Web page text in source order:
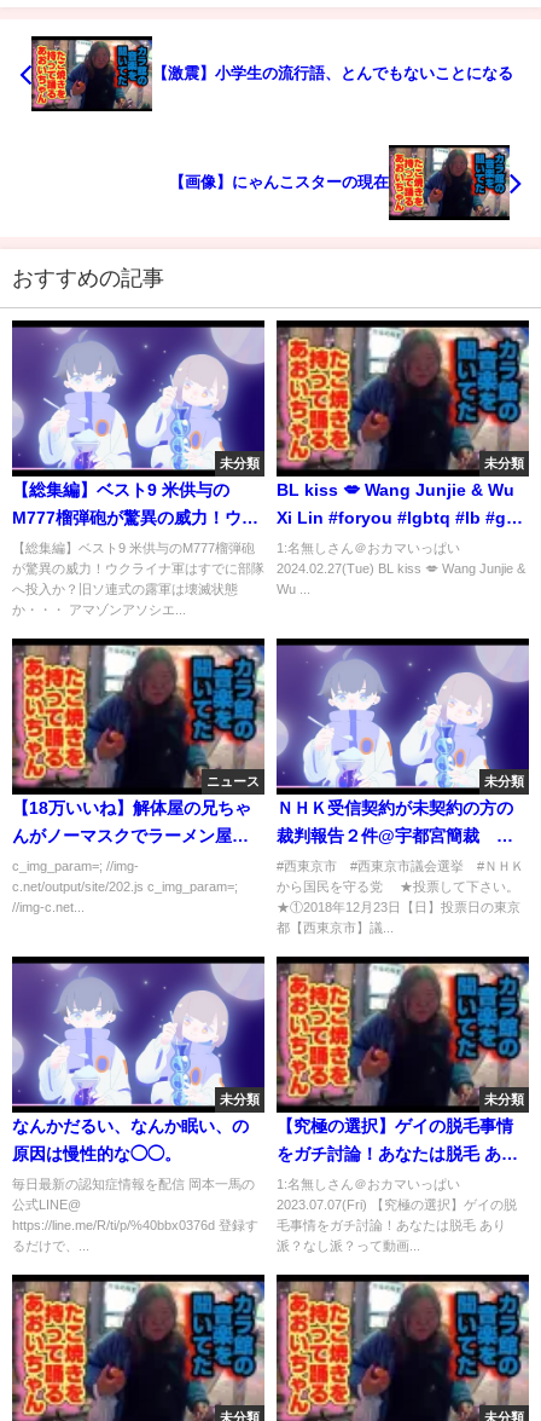
【激震】小学生の流行語、とんでもないことになる
【画像】にゃんこスターの現在
おすすめの記事
未分類
【総集編】ベスト9 米供与の
M777榴弾砲が驚異の威力！ウク
ライナ軍はすでに部隊へ投入
か？旧ソ連式の露軍は壊滅状態
か・・・
【総集編】ベスト9 米供与のM777榴弾砲
が驚異の威力！ウクライナ軍はすでに部隊
へ投入か？旧ソ連式の露軍は壊滅状態
か・・・ アマゾンアソシエ...
未分類
BL kiss 💋 Wang Junjie & Wu
Xi Lin #foryou #lgbtq #lb #gay
#lover #kiss #kuaishou
#douyin #bltiktok
1:名無しさん＠おカマいっぱい
2024.02.27(Tue) BL kiss 💋 Wang Junjie &
Wu ...
ニュース
【18万いいね】解体屋の兄ちゃ
んがノーマスクでラーメン屋に
入店した結果
c_img_param=; //img-
c.net/output/site/202.js c_img_param=;
//img-c.net...
未分類
ＮＨＫ受信契約が未契約の方の
裁判報告２件@宇都宮簡裁 息
子から父親 父親から息子
#西東京市 #西東京市議会選挙 #ＮＨＫ
から国民を守る党 ★投票して下さい。
★①2018年12月23日【日】投票日の東京
都【西東京市】議...
未分類
なんかだるい、なんか眠い、の
原因は慢性的な◯◯。
毎日最新の認知症情報を配信 岡本一馬の
公式LINE@
https://line.me/R/ti/p/%40bbx0376d 登録す
るだけで、...
未分類
【究極の選択】ゲイの脱毛事情
をガチ討論！あなたは脱毛 あり
派？なし派？
1:名無しさん＠おカマいっぱい
2023.07.07(Fri) 【究極の選択】ゲイの脱
毛事情をガチ討論！あなたは脱毛 あり
派？なし派？って動画...